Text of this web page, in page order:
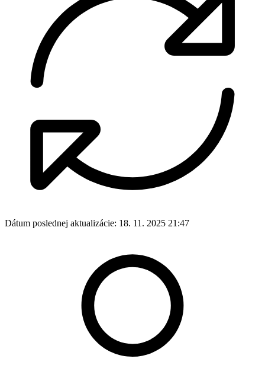
Dátum poslednej aktualizácie: 18. 11. 2025 21:47